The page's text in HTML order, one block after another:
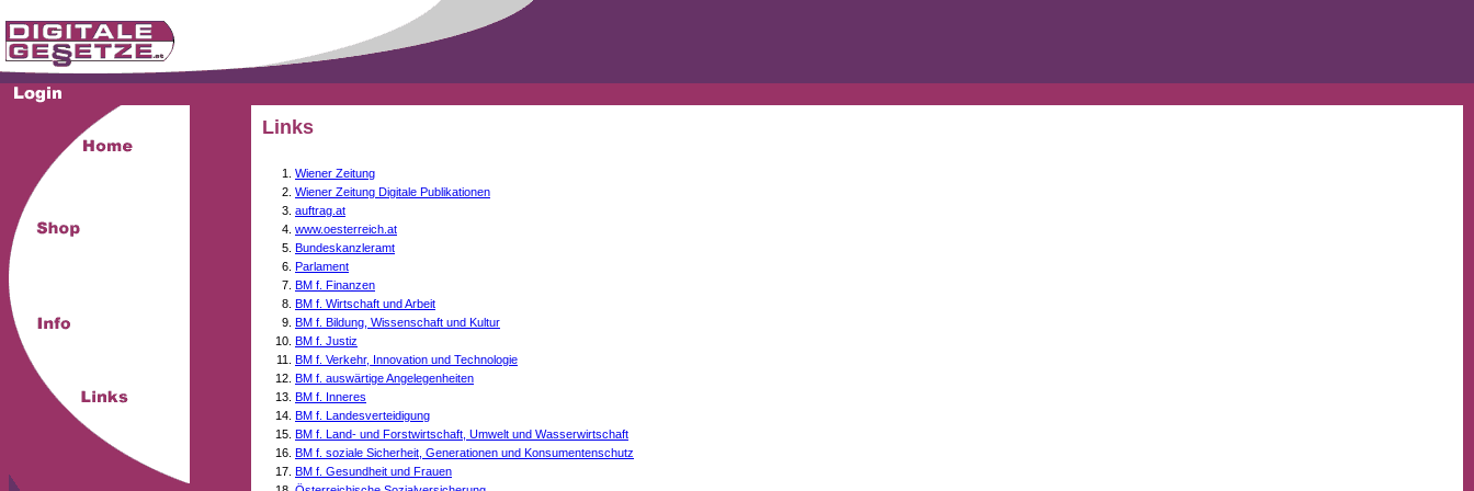
Links
Wiener Zeitung
Wiener Zeitung Digitale Publikationen
auftrag.at
www.oesterreich.at
Bundeskanzleramt
Parlament
BM f. Finanzen
BM f. Wirtschaft und Arbeit
BM f. Bildung, Wissenschaft und Kultur
BM f. Justiz
BM f. Verkehr, Innovation und Technologie
BM f. auswärtige Angelegenheiten
BM f. Inneres
BM f. Landesverteidigung
BM f. Land- und Forstwirtschaft, Umwelt und Wasserwirtschaft
BM f. soziale Sicherheit, Generationen und Konsumentenschutz
BM f. Gesundheit und Frauen